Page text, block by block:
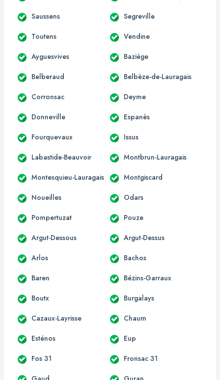
Saussens Segreville
Toutens Vendine
Ayguesvives Baziège
Belberaud Belbèze-de-Lauragais
Corronsac Deyme
Donneville Espanès
Fourquevaux Issus
Labastide-Beauvoir Montbrun-Lauragais
Montesquieu-Lauragais Montgiscard
Noueilles Odars
Pompertuzat Pouze
Argut-Dessous Argut-Dessus
Arlos Bachos
Baren Bézins-Garraux
Boutx Burgalays
Cazaux-Layrisse Chaum
Esténos Eup
Fos 31 Fronsac 31